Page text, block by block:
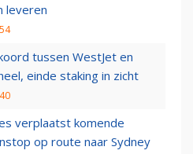
leveren
tussen WestJet en
einde staking in zicht
verplaatst komende
op route naar Sydney